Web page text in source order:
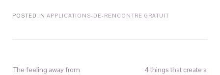
POSTED IN APPLICATIONS-DE-RENCONTRE GRATUIT
The feeling away from
4 things that create a